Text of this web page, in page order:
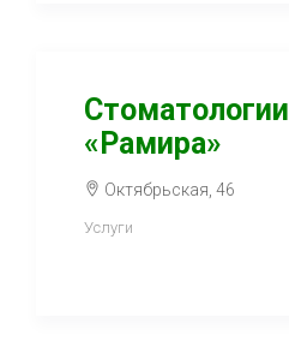
Стоматологии
«Рамира»
Октябрьская, 46
Услуги